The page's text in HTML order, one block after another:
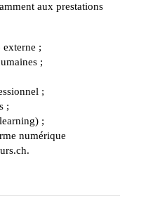
aux prestations
externe ;
;
;
;
;
numérique